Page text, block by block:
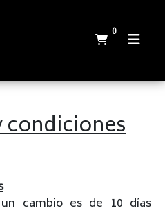
0
condiciones
cambio es de 10 días